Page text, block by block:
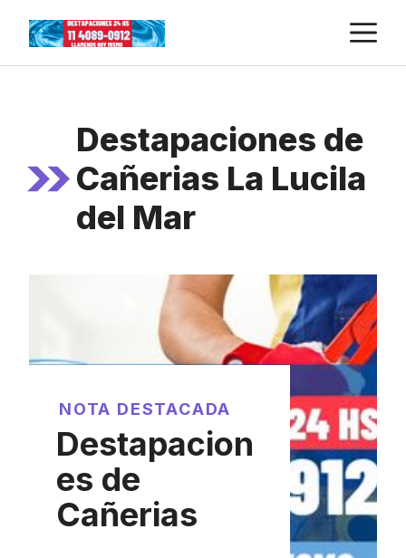
content
Destapaciones de
Cañerias La Lucila
del Mar
NOTA DESTACADA
Destapacion
es de
Cañerias